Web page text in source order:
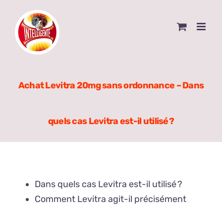
content
Achat Levitra 20mg sans ordonnance – Dans
quels cas Levitra est-il utilisé ?
Dans quels cas Levitra est-il utilisé ?
Comment Levitra agit-il précisément